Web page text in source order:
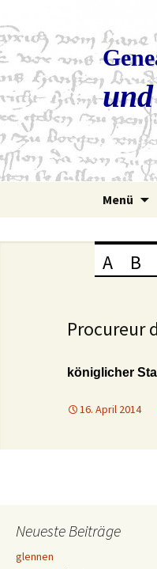
Menü
A B
Procureur
königlicher
16. April 2014
Neueste Beiträge
glennen